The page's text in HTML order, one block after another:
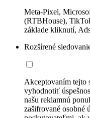
Meta-Pixel,
(RTBHouse),
základe kliknutí,
Rozšírené
Akceptovaním tejto
vyhodnotiť
našu reklamnú
zašifrované osobné